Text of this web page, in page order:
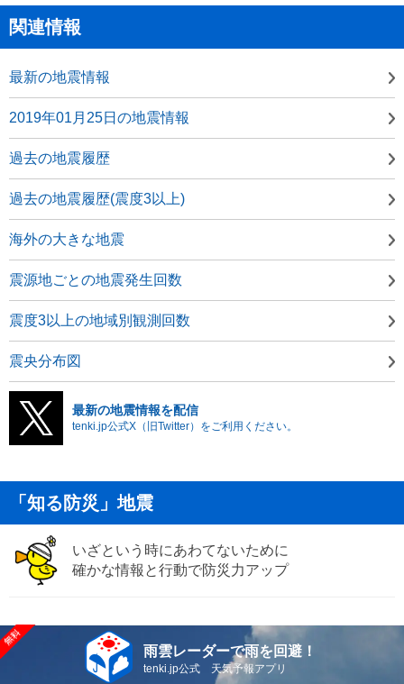
関連情報
最新の地震情報
2019年01月25日の地震情報
過去の地震履歴
過去の地震履歴(震度3以上)
海外の大きな地震
震源地ごとの地震発生回数
震度3以上の地域別観測回数
震央分布図
最新の地震情報を配信
tenki.jp公式X（旧Twitter）をご利用ください。
「知る防災」地震
いざという時にあわてないために
確かな情報と行動で防災力アップ
雨雲レーダーで雨を回避！
tenki.jp公式 天気予報アプリ